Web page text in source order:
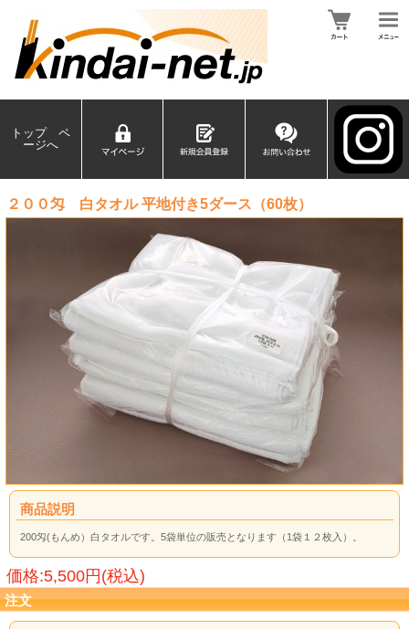
トップ ペ
ージへ
２００匁 白タオル 平地付き5ダース（60枚）
商品説明
200匁(もんめ）白タオルです。5袋単位の販売となります（1袋１２枚入）。
価格:5,500円(税込)
注文